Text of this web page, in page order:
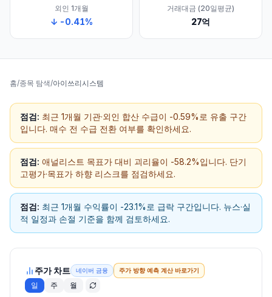
외인 1개월
↓ -0.41%
거래대금 (20일평균)
27억
홈/종목 탐색/아이쓰리시스템
점검: 최근 1개월 기관·외인 합산 수급이 -0.59%로 유출 구간
입니다. 매수 전 수급 전환 여부를 확인하세요.
점검: 애널리스트 목표가 대비 괴리율이 -58.2%입니다. 단기
고평가·목표가 하향 리스크를 점검하세요.
점검: 최근 1개월 수익률이 -23.1%로 급락 구간입니다. 뉴스·실
적 일정과 손절 기준을 함께 검토하세요.
주가 차트 네이버 금융 주가 방향 예측 계산 바로가기
일 주 월